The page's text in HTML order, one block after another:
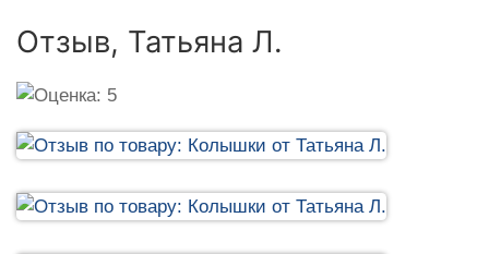
Отзыв, Татьяна Л.